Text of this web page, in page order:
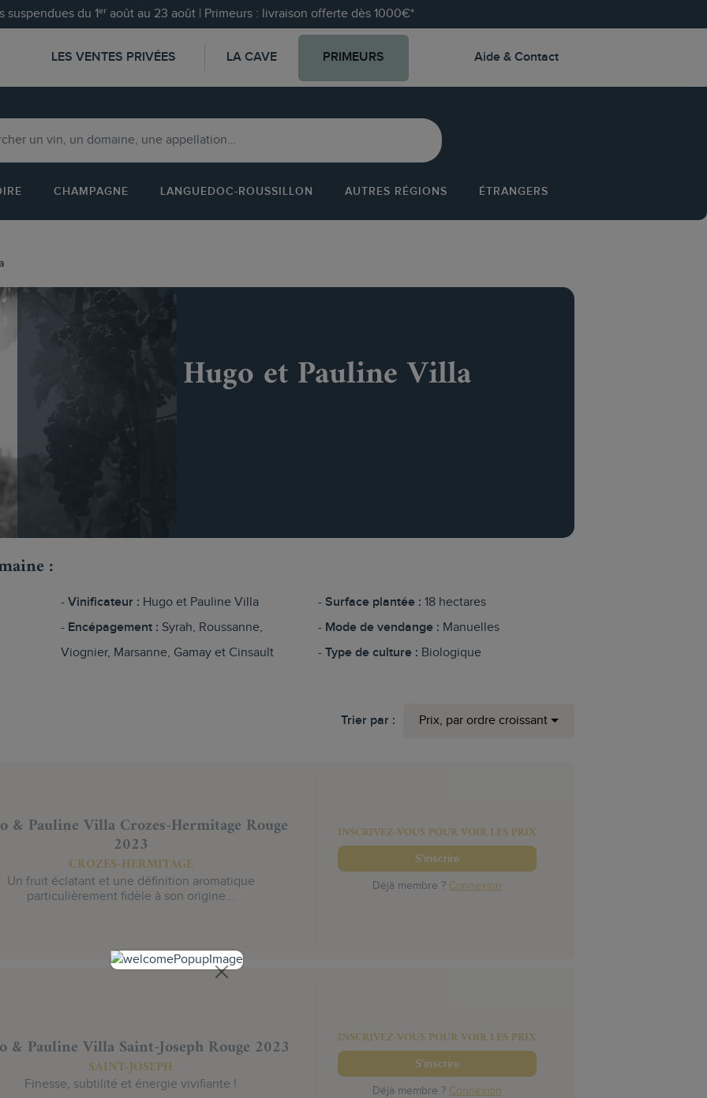
suspendues du 1ᵉʳ août au 23 août | Primeurs : livraison offerte dès 1000€*
LES VENTES PRIVÉES LA CAVE PRIMEURS Aide & Contact
CHAMPAGNE LANGUEDOC-ROUSSILLON AUTRES RÉGIONS ÉTRANGERS
Hugo et Pauline Villa
:
Vinificateur : Hugo et Pauline Villa
Encépagement :
Viognier, Marsanne, Gamay et Cinsault
Surface plantée : 18 hectares
Mode de vendange : Manuelles
Type de culture : Biologique
Trier par : Prix, par ordre croissant
& Pauline Villa Crozes-Hermitage Rouge
2023
CROZES-HERMITAGE
Un fruit éclatant et une définition aromatique
particulièrement fidèle à son origine...
INSCRIVEZ-VOUS POUR VOIR LES PRIX
S'inscrire
Déjà membre ? Connexion
& Pauline Villa Saint-Joseph Rouge 2023
SAINT-JOSEPH
Finesse, subtilité et énergie vivifiante !
INSCRIVEZ-VOUS POUR VOIR LES PRIX
S'inscrire
Déjà membre ? Connexion